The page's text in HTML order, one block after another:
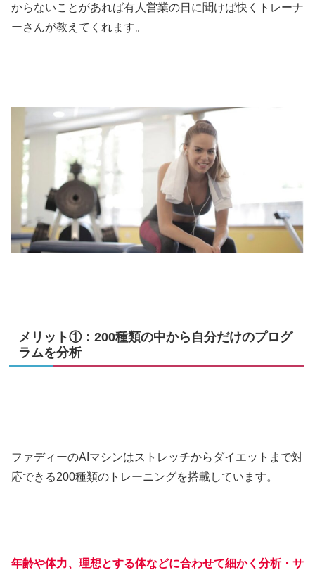
からないことがあれば有人営業の日に聞けば快くトレーナ
ーさんが教えてくれます。
メリット①：200種類の中から自分だけのプログ
ラムを分析
ファディーのAIマシンはストレッチからダイエットまで対
応できる200種類のトレーニングを搭載しています。
年齢や体力、理想とする体などに合わせて細かく分析・サ